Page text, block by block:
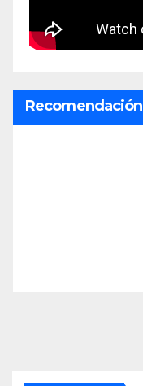
Recomendación